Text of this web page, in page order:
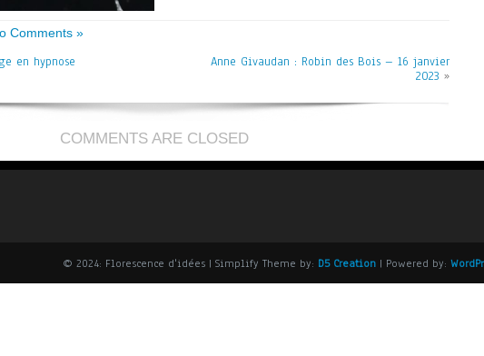
Comments »
en hypnose
Anne Givaudan : Robin des Bois – 16 janvier
2023 »
COMMENTS ARE CLOSED
© 2024: Florescence d'idées | Simplify Theme by: D5 Creation| Powered by: